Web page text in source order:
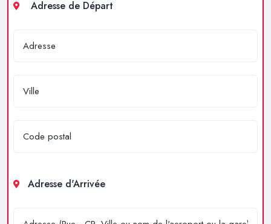
Adresse de Départ
Adresse d'Arrivée